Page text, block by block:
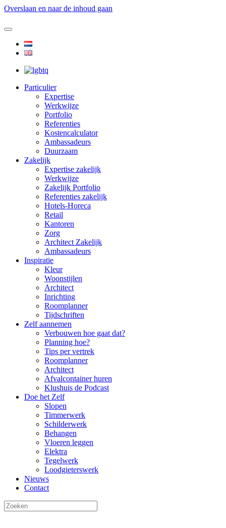
Overslaan en naar de inhoud gaan
Particulier
Expertise
Werkwijze
Portfolio
Referenties
Kostencalculator
Ambassadeurs
Duurzaam
Zakelijk
Expertise zakelijk
Werkwijze
Zakelijk Portfolio
Referenties zakelijk
Hotels-Horeca
Retail
Kantoren
Zorg
Architect Zakelijk
Ambassadeurs
Inspiratie
Kleur
Woonstijlen
Architect
Inrichting
Roomplanner
Tijdschriften
Zelf aannemen
Verbouwen hoe gaat dat?
Planning hoe?
Tips per vertrek
Roomplanner
Architect
Afvalcontainer huren
Klushuis de Podcast
Doe het Zelf
Slopen
Timmerwerk
Schilderwerk
Behangen
Vloeren leggen
Elektra
Tegelwerk
Loodgieterswerk
Nieuws
Contact